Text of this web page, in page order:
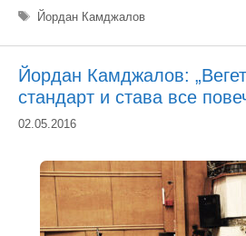
Етикети
Йордан Камджалов
Йордан Камджалов:
стандарт и става все
02.05.2016